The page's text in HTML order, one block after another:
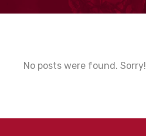
No posts were found. Sorry!